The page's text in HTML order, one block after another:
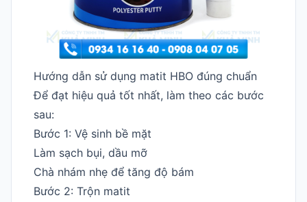
Hướng dẫn sử dụng matit HBO đúng chuẩn
Để đạt hiệu quả tốt nhất, làm theo các bước
sau:
Bước 1: Vệ sinh bề mặt
Làm sạch bụi, dầu mỡ
Chà nhám nhẹ để tăng độ bám
Bước 2: Trộn matit